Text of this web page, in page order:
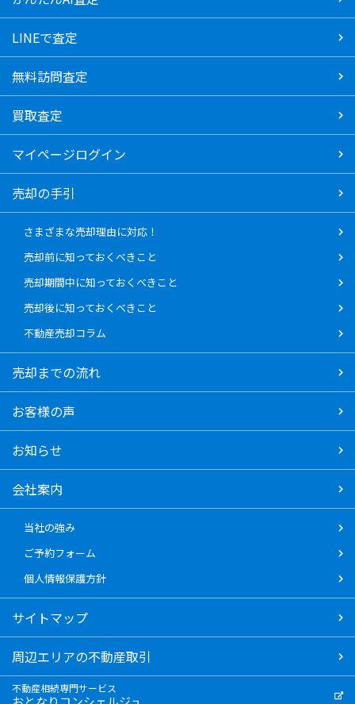
LINEで査定
無料訪問査定
買取査定
マイページログイン
売却の手引
さまざまな売却理由に対応！
売却前に知っておくべきこと
売却期間中に知っておくべきこと
売却後に知っておくべきこと
不動産売却コラム
売却までの流れ
お客様の声
お知らせ
会社案内
当社の強み
ご予約フォーム
個人情報保護方針
サイトマップ
周辺エリアの不動産取引
不動産相続専門サービス